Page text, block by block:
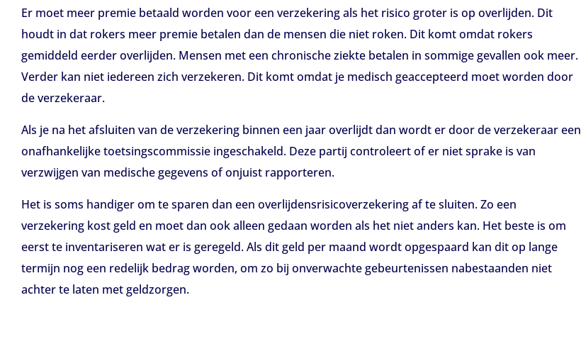
Er moet meer premie betaald worden voor een verzekering als het risico groter is op overlijden. Dit
houdt in dat rokers meer premie betalen dan de mensen die niet roken. Dit komt omdat rokers
gemiddeld eerder overlijden. Mensen met een chronische ziekte betalen in sommige gevallen ook meer.
Verder kan niet iedereen zich verzekeren. Dit komt omdat je medisch geaccepteerd moet worden door
de verzekeraar.
Als je na het afsluiten van de verzekering binnen een jaar overlijdt dan wordt er door de verzekeraar een
onafhankelijke toetsingscommissie ingeschakeld. Deze partij controleert of er niet sprake is van
verzwijgen van medische gegevens of onjuist rapporteren.
Het is soms handiger om te sparen dan een overlijdensrisicoverzekering af te sluiten. Zo een
verzekering kost geld en moet dan ook alleen gedaan worden als het niet anders kan. Het beste is om
eerst te inventariseren wat er is geregeld. Als dit geld per maand wordt opgespaard kan dit op lange
termijn nog een redelijk bedrag worden, om zo bij onverwachte gebeurtenissen nabestaanden niet
achter te laten met geldzorgen.